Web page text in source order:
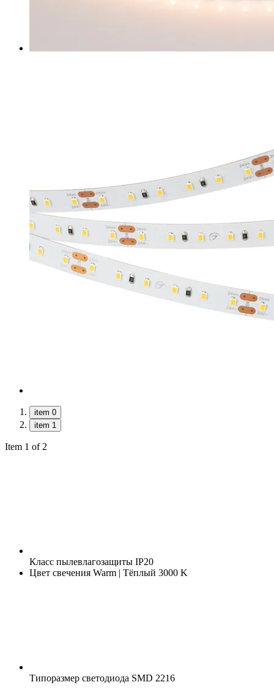
item 0
item 1
Item 1 of 2
Класс пылевлагозащиты IP20
Цвет свечения Warm | Тёплый 3000 K
Типоразмер светодиода SMD 2216